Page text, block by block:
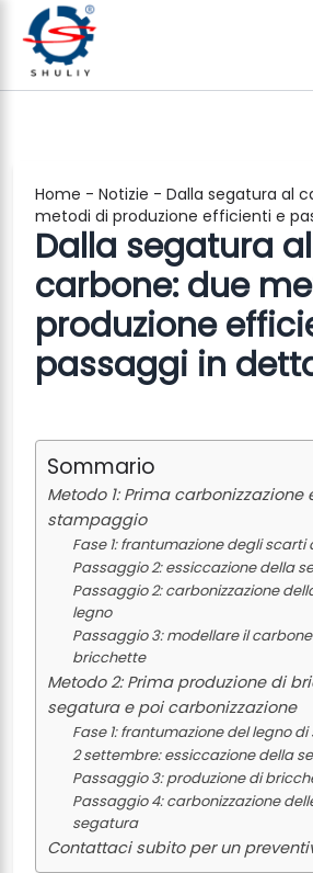
Home - Notizie - Dalla segatura al
metodi di produzione efficienti e
Dalla segatura al
carbone: due
produzione
passaggi in
Sommario
Metodo 1: Prima carbonizzazione
stampaggio
Fase 1: frantumazione degli scarti
Passaggio 2: essiccazione della
Passaggio 2: carbonizzazione
legno
Passaggio 3: modellare il
bricchette
Metodo 2: Prima produzione di
segatura e poi carbonizzazione
Fase 1: frantumazione del legno
2 settembre: essiccazione della
Passaggio 3: produzione di
Passaggio 4: carbonizzazione
segatura
Contattaci subito per un